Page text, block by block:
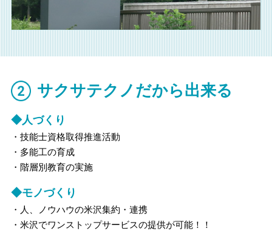
サクサテクノだから出来る
◆人づくり
・技能士資格取得推進活動
・多能工の育成
・階層別教育の実施
◆モノづくり
・人、ノウハウの米沢集約・連携
・米沢でワンストップサービスの提供が可能！！